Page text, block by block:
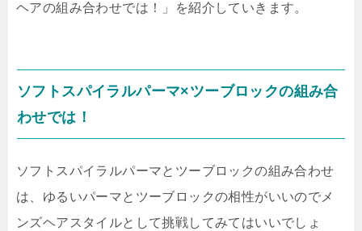
ヘアの組み合わせでは！」を紹介していきます。
ソフトスパイラルパーマ×ツーブロックの組み合
わせでは！
ソフトスパイラルパーマとツーブロックの組み合わせ
は、ゆるいパーマとツーブロックの相性がいいのでメ
ンズヘアスタイルとして挑戦してみてはいいでしょ